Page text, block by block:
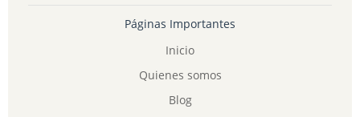
Páginas Importantes
Inicio
Quienes somos
Blog